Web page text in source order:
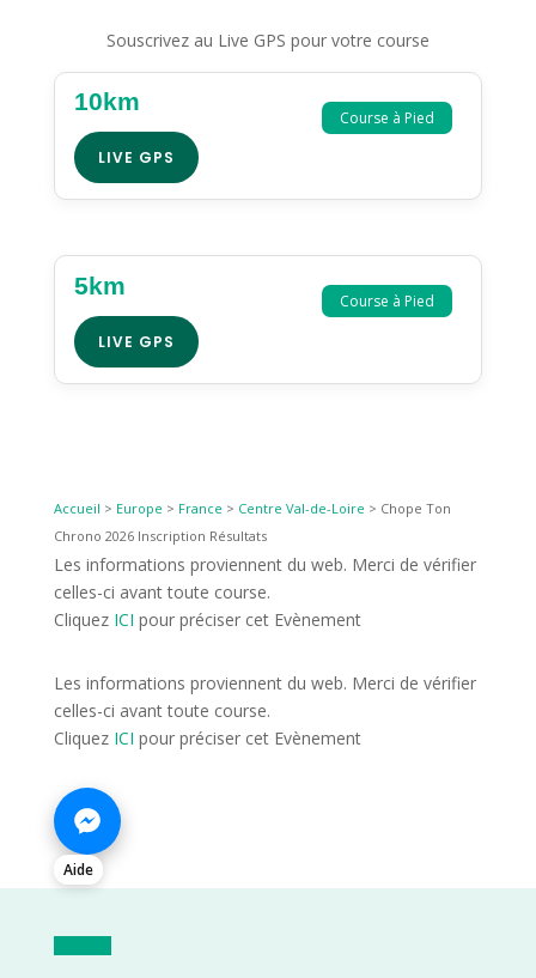
Souscrivez au Live GPS pour votre course
Course à Pied
10km
LIVE GPS
Course à Pied
5km
LIVE GPS
Accueil > Europe > France > Centre Val-de-Loire > Chope Ton
Chrono 2026 Inscription Résultats
Les informations proviennent du web. Merci de vérifier
celles-ci avant toute course.
Cliquez ICI pour préciser cet Evènement
Les informations proviennent du web. Merci de vérifier
celles-ci avant toute course.
Cliquez ICI pour préciser cet Evènement
Aide